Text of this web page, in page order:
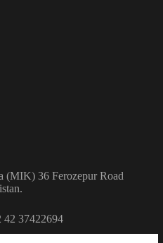
(MIK) 36 Ferozepur Road
42 37422694